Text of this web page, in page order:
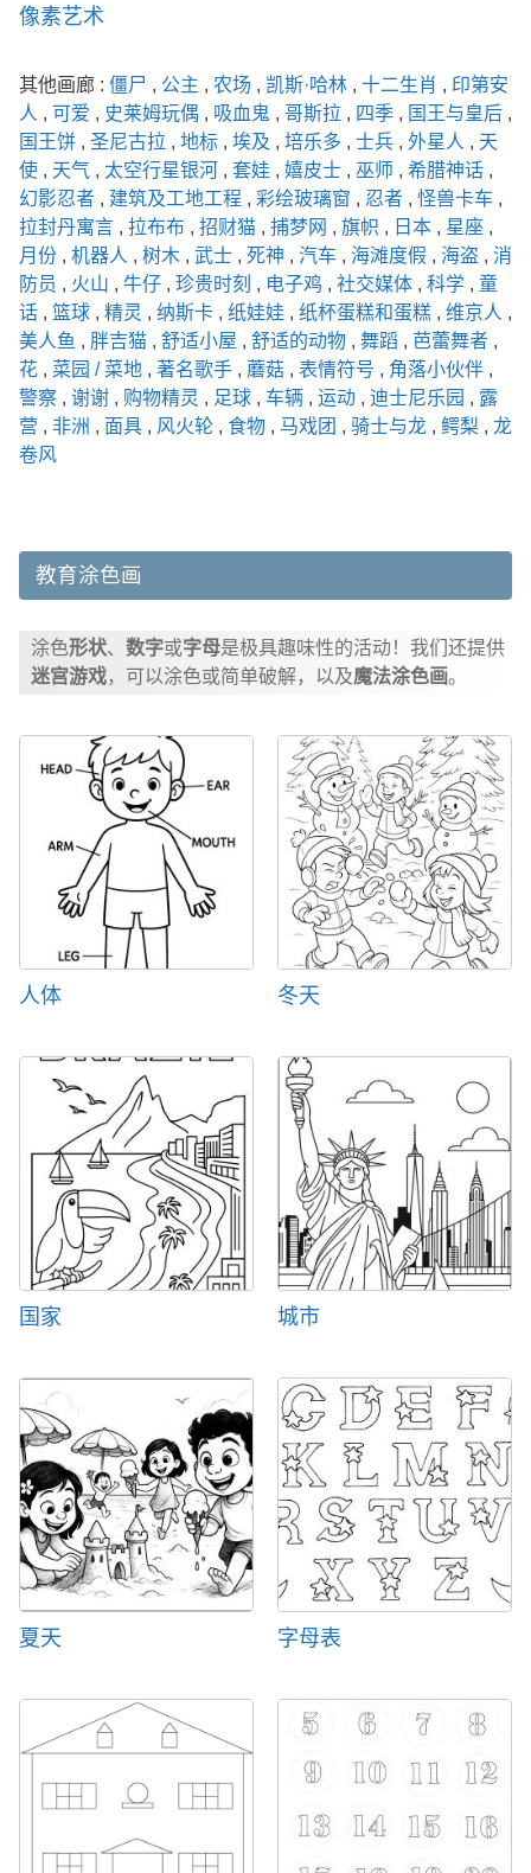
像素艺术
其他画廊 : 僵尸 , 公主 , 农场 , 凯斯·哈林 , 十二生肖 , 印第安
人 , 可爱 , 史莱姆玩偶 , 吸血鬼 , 哥斯拉 , 四季 , 国王与皇后 ,
国王饼 , 圣尼古拉 , 地标 , 埃及 , 培乐多 , 士兵 , 外星人 , 天
使 , 天气 , 太空行星银河 , 套娃 , 嬉皮士 , 巫师 , 希腊神话 ,
幻影忍者 , 建筑及工地工程 , 彩绘玻璃窗 , 忍者 , 怪兽卡车 ,
拉封丹寓言 , 拉布布 , 招财猫 , 捕梦网 , 旗帜 , 日本 , 星座 ,
月份 , 机器人 , 树木 , 武士 , 死神 , 汽车 , 海滩度假 , 海盗 , 消
防员 , 火山 , 牛仔 , 珍贵时刻 , 电子鸡 , 社交媒体 , 科学 , 童
话 , 篮球 , 精灵 , 纳斯卡 , 纸娃娃 , 纸杯蛋糕和蛋糕 , 维京人 ,
美人鱼 , 胖吉猫 , 舒适小屋 , 舒适的动物 , 舞蹈 , 芭蕾舞者 ,
花 , 菜园 / 菜地 , 著名歌手 , 蘑菇 , 表情符号 , 角落小伙伴 ,
警察 , 谢谢 , 购物精灵 , 足球 , 车辆 , 运动 , 迪士尼乐园 , 露
营 , 非洲 , 面具 , 风火轮 , 食物 , 马戏团 , 骑士与龙 , 鳄梨 , 龙
卷风
教育涂色画
涂色形状、 数字或字母是极具趣味性的活动！我们还提供
迷宫游戏，可以涂色或简单破解，以及魔法涂色画。
人体 冬天
国家 城市
夏天 字母表